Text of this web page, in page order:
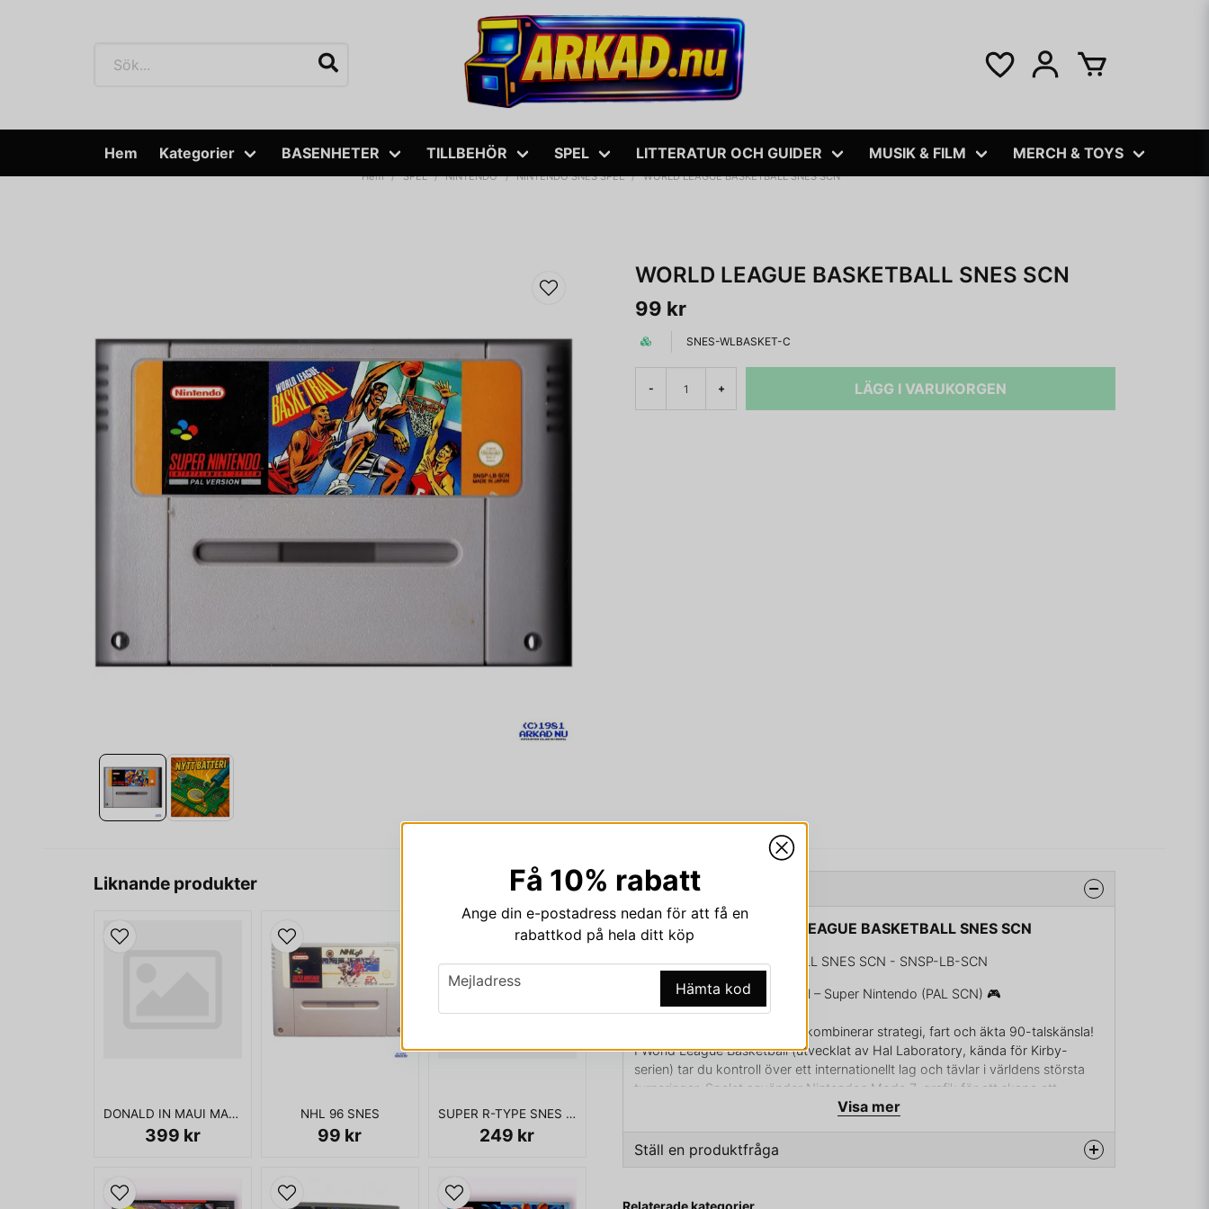
Hem Kategorier BASENHETER TILLBEHÖR SPEL LITTERATUR OCH GUIDER MUSIK & FILM MERCH & TOYS
Hem SPEL NINTENDO NINTENDO SNES SPEL WORLD LEAGUE BASKETBALL SNES SCN
WORLD LEAGUE BASKETBALL SNES SCN
99 kr
SNES-WLBASKET-C
- + LÄGG I VARUKORGEN
Liknande produkter
DONALD IN MAUI MALLARD SNES
399 kr
NHL 96 SNES
99 kr
SUPER R-TYPE SNES SCN
249 kr
Beskrivning
Beskrivning av WORLD LEAGUE BASKETBALL SNES SCN
WORLD LEAGUE BASKETBALL SNES SCN - SNSP-LB-SCN
🏀🌍 World League Basketball – Super Nintendo (PAL SCN) 🎮
Ett klassiskt basketspel som kombinerar strategi, fart och äkta 90-talskänsla!
I World League Basketball (utvecklat av Hal Laboratory, kända för Kirby-
serien) tar du kontroll över ett internationellt lag och tävlar i världens största
turneringar. Spelet använder Nintendos Mode 7-grafik för att skapa ett
imponerande djup och rörelse i banorna, vilket gör varje match både intensiv
👉 Varför är detta spel speciellt?
Smash Bros.
Visa mer
Ställ en produktfråga
Fråga oss något om denna produkten...
Relaterade kategorier
Få 10% rabatt
Ange din e-postadress nedan för att få en
rabattkod på hela ditt köp
email
Mejladress Hämta kod